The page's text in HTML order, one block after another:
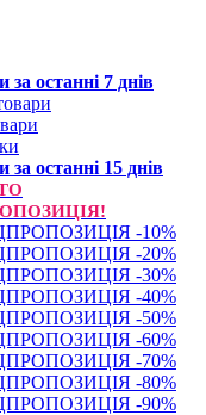
за останнi 7 днiв
за останнi 15 днiв
-10%
-20%
-30%
-40%
-50%
-60%
-70%
-80%
-90%